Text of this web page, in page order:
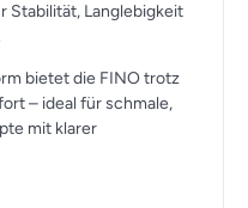
Stabilität, Langlebigkeit
bietet die FINOtrotz
– ideal für schmale,
mit klarer